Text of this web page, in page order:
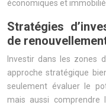
économiques et
Stratégies
de
Investir dans les zones
approche stratégique
seulement évaluer le
mais aussi comprendre